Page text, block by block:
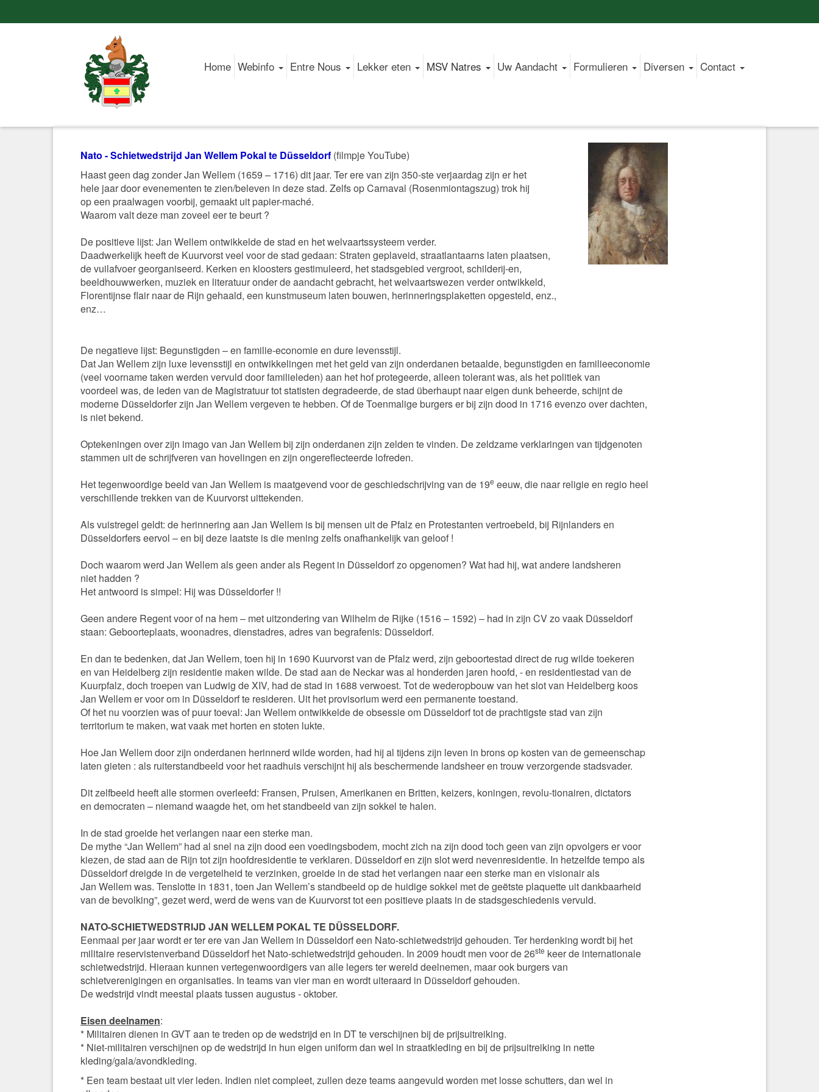
Home Webinfo Entre Nous Lekker eten MSV Natres Uw Aandacht Formulieren Diversen Contact
Nato - Schietwedstrijd Jan Wellem Pokal te Düsseldorf (filmpje YouTube)
Haast geen dag zonder Jan Wellem (1659 – 1716) dit jaar. Ter ere van zijn 350-ste verjaardag zijn er het
hele jaar door evenementen te zien/beleven in deze stad. Zelfs op Carnaval (Rosenmiontagszug) trok hij
op een praalwagen voorbij, gemaakt uit papier-maché.
Waarom valt deze man zoveel eer te beurt ?
De positieve lijst: Jan Wellem ontwikkelde de stad en het welvaartssysteem verder.
Daadwerkelijk heeft de Kuurvorst veel voor de stad gedaan: Straten geplaveid, straatlantaarns laten plaatsen,
de vuilafvoer georganiseerd. Kerken en kloosters gestimuleerd, het stadsgebied vergroot, schilderij-en,
beeldhouwwerken, muziek en literatuur onder de aandacht gebracht, het welvaartswezen verder ontwikkeld,
Florentijnse flair naar de Rijn gehaald, een kunstmuseum laten bouwen, herinneringsplaketten opgesteld, enz.,
enz…
De negatieve lijst: Begunstigden – en familie-economie en dure levensstijl.
Dat Jan Wellem zijn luxe levensstijl en ontwikkelingen met het geld van zijn onderdanen betaalde, begunstigden en familieeconomie
(veel voorname taken werden vervuld door familieleden) aan het hof protegeerde, alleen tolerant was, als het politiek van
voordeel was, de leden van de Magistratuur tot statisten degradeerde, de stad überhaupt naar eigen dunk beheerde, schijnt de
moderne Düsseldorfer zijn Jan Wellem vergeven te hebben. Of de Toenmalige burgers er bij zijn dood in 1716 evenzo over dachten,
is niet bekend.
Optekeningen over zijn imago van Jan Wellem bij zijn onderdanen zijn zelden te vinden. De zeldzame verklaringen van tijdgenoten
stammen uit de schrijfveren van hovelingen en zijn ongereflecteerde lofreden.
Het tegenwoordige beeld van Jan Wellem is maatgevend voor de geschiedschrijving van de 19e eeuw, die naar religie en regio heel
verschillende trekken van de Kuurvorst uittekenden.
Als vuistregel geldt: de herinnering aan Jan Wellem is bij mensen uit de Pfalz en Protestanten vertroebeld, bij Rijnlanders en
Düsseldorfers eervol – en bij deze laatste is die mening zelfs onafhankelijk van geloof !
Doch waarom werd Jan Wellem als geen ander als Regent in Düsseldorf zo opgenomen? Wat had hij, wat andere landsheren
niet hadden ?
Het antwoord is simpel: Hij was Düsseldorfer !!
Geen andere Regent voor of na hem – met uitzondering van Wilhelm de Rijke (1516 – 1592) – had in zijn CV zo vaak Düsseldorf
staan: Geboorteplaats, woonadres, dienstadres, adres van begrafenis: Düsseldorf.
En dan te bedenken, dat Jan Wellem, toen hij in 1690 Kuurvorst van de Pfalz werd, zijn geboortestad direct de rug wilde toekeren
en van Heidelberg zijn residentie maken wilde. De stad aan de Neckar was al honderden jaren hoofd, - en residentiestad van de
Kuurpfalz, doch troepen van Ludwig de XIV, had de stad in 1688 verwoest. Tot de wederopbouw van het slot van Heidelberg koos
Jan Wellem er voor om in Düsseldorf te resideren. Uit het provisorium werd een permanente toestand.
Of het nu voorzien was of puur toeval: Jan Wellem ontwikkelde de obsessie om Düsseldorf tot de prachtigste stad van zijn
territorium te maken, wat vaak met horten en stoten lukte.
Hoe Jan Wellem door zijn onderdanen herinnerd wilde worden, had hij al tijdens zijn leven in brons op kosten van de gemeenschap
laten gieten : als ruiterstandbeeld voor het raadhuis verschijnt hij als beschermende landsheer en trouw verzorgende stadsvader.
Dit zelfbeeld heeft alle stormen overleefd: Fransen, Pruisen, Amerikanen en Britten, keizers, koningen, revolu-tionairen, dictators
en democraten – niemand waagde het, om het standbeeld van zijn sokkel te halen.
In de stad groeide het verlangen naar een sterke man.
De mythe “Jan Wellem” had al snel na zijn dood een voedingsbodem, mocht zich na zijn dood toch geen van zijn opvolgers er voor
kiezen, de stad aan de Rijn tot zijn hoofdresidentie te verklaren. Düsseldorf en zijn slot werd nevenresidentie. In hetzelfde tempo als
Düsseldorf dreigde in de vergetelheid te verzinken, groeide in de stad het verlangen naar een sterke man en visionair als
Jan Wellem was. Tenslotte in 1831, toen Jan Wellem’s standbeeld op de huidige sokkel met de geëtste plaquette uit dankbaarheid
van de bevolking”, gezet werd, werd de wens van de Kuurvorst tot een positieve plaats in de stadsgeschiedenis vervuld.
NATO-SCHIETWEDSTRIJD JAN WELLEM POKAL TE DÜSSELDORF.
Eenmaal per jaar wordt er ter ere van Jan Wellem in Düsseldorf een Nato-schietwedstrijd gehouden. Ter herdenking wordt bij het
militaire reservistenverband Düsseldorf het Nato-schietwedstrijd gehouden. In 2009 houdt men voor de 26ste keer de internationale
schietwedstrijd. Hieraan kunnen vertegenwoordigers van alle legers ter wereld deelnemen, maar ook burgers van
schietverenigingen en organisaties. In teams van vier man en wordt uiteraard in Düsseldorf gehouden.
De wedstrijd vindt meestal plaats tussen augustus - oktober.
Eisen deelnamen:
* Militairen dienen in GVT aan te treden op de wedstrijd en in DT te verschijnen bij de prijsuitreiking.
* Niet-militairen verschijnen op de wedstrijd in hun eigen uniform dan wel in straatkleding en bij de prijsuitreiking in nette
kleding/gala/avondkleding.
* Een team bestaat uit vier leden. Indien niet compleet, zullen deze teams aangevuld worden met losse schutters, dan wel in